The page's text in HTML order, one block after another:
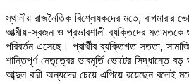
স্থানীয় রাজনৈতিক বিশ্লেষকদের মতে, বাগমারার
আত্মীয়-স্বজন ও প্রভাবশালী ব্যক্তিদের
পরিবর্তন এসেছে। প্রার্থীর ব্যক্তিগত সততা,
শান্তিপূর্ণ নেতৃত্বের ভাবমূর্তি ভোটের সিদ্ধান্তে
আব্দুল বারী অন্যদের চেয়ে এগিয়ে রয়েছেন বলেই